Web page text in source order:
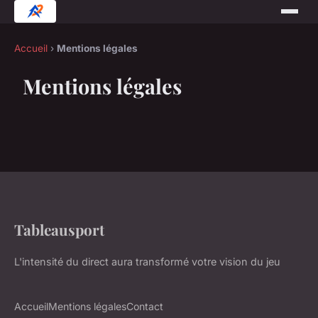
Accueil › Mentions légales
Mentions légales
Tableausport
L'intensité du direct aura transformé votre vision du jeu
AccueilMentions légalesContact